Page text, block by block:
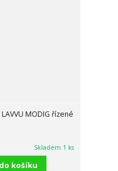
MODIG řízené
Skladem 1 ks
košíku